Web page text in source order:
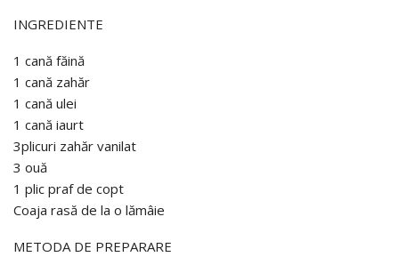
INGREDIENTE
1 cană făină
1 cană zahăr
1 cană ulei
1 cană iaurt
3plicuri zahăr vanilat
3 ouă
1 plic praf de copt
Coaja rasă de la o lămâie
METODA DE PREPARARE